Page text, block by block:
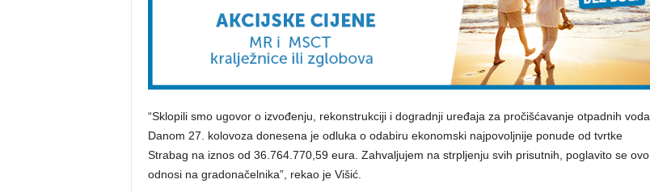
“Sklopili smo ugovor o izvođenju, rekonstrukciji i dogradnji uređaja za pročišćavanje otpadnih voda.
Danom 27. kolovoza donesena je odluka o odabiru ekonomski najpovoljnije ponude od tvrtke
Strabag na iznos od 36.764.770,59 eura. Zahvaljujem na strpljenju svih prisutnih, poglavito se ovo
odnosi na gradonačelnika”, rekao je Višić.